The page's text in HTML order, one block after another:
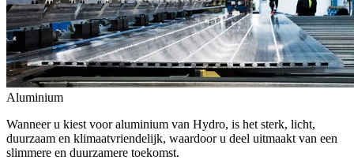
Aluminium
Wanneer u kiest voor aluminium van Hydro, is het sterk, licht,
duurzaam en klimaatvriendelijk, waardoor u deel uitmaakt van een
slimmere en duurzamere toekomst.